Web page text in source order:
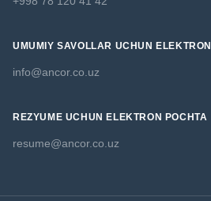
UMUMIY SAVOLLAR UCHUN
info@ancor.co.uz
REZYUME UCHUN ELEKTRON POCHTA
resume@ancor.co.uz